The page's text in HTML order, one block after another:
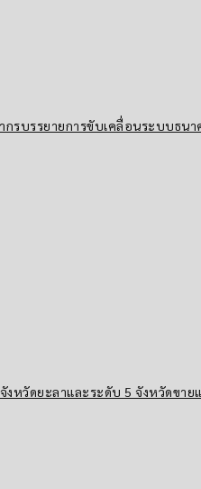
รบรรยายการขับเคลื่อนระบบธน
งหวัดยะลาและระดับ 5 จังหวัดขาย